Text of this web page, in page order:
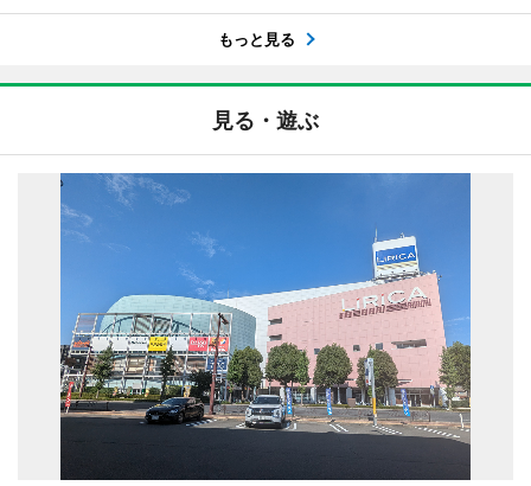
もっと見る
見る・遊ぶ